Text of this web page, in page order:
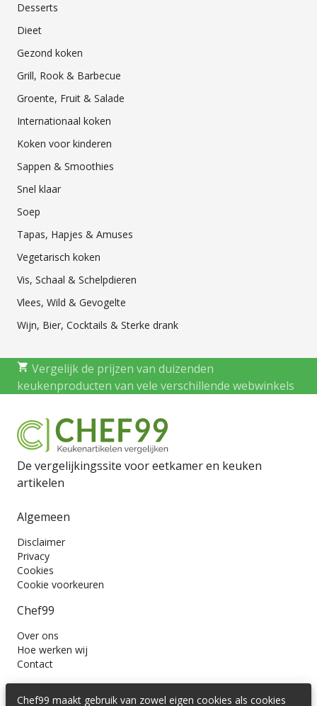
Desserts
Dieet
Gezond koken
Grill, Rook & Barbecue
Groente, Fruit & Salade
Internationaal koken
Koken voor kinderen
Sappen & Smoothies
Snel klaar
Soep
Tapas, Hapjes & Amuses
Vegetarisch koken
Vis, Schaal & Schelpdieren
Vlees, Wild & Gevogelte
Wijn, Bier, Cocktails & Sterke drank
Vergelijk de prijzen van duizenden
keukenproducten van vele verschillende webwinkels
De vergelijkingssite voor eetkamer en keuken
artikelen
Algemeen
Disclaimer
Privacy
Cookies
Cookie voorkeuren
Chef99
Over ons
Hoe werken wij
Contact
Chef99 maakt gebruik van zowel eigen cookies als cookies